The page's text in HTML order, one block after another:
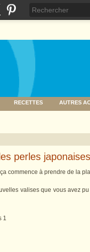
RECETTES AUTRES
perles japonaises
commence à prendre de la
valises que vous avez